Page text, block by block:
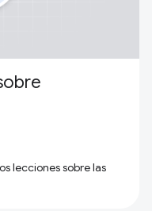
lecciones sobre las